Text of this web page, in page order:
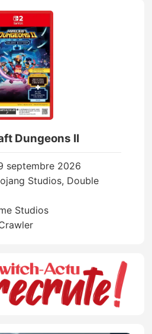
Dungeons II
septembre 2026
Studios, Double
Studios